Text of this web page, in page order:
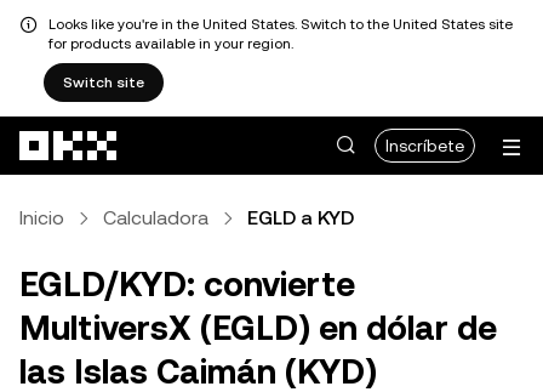
Looks like you're in the United States. Switch to the United States site
for products available in your region.
Switch site
Inscríbete
Inicio Calculadora EGLD a KYD
EGLD/KYD: convierte
MultiversX (EGLD) en dólar de
las Islas Caimán (KYD)